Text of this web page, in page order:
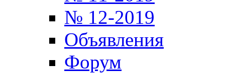
№ 12-2019
Объявления
Форум